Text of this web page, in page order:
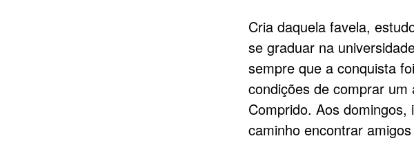
Cria daquela favela,
se graduar na
sempre que a conquista
condições de comprar
Comprido. Aos
caminho encontrar